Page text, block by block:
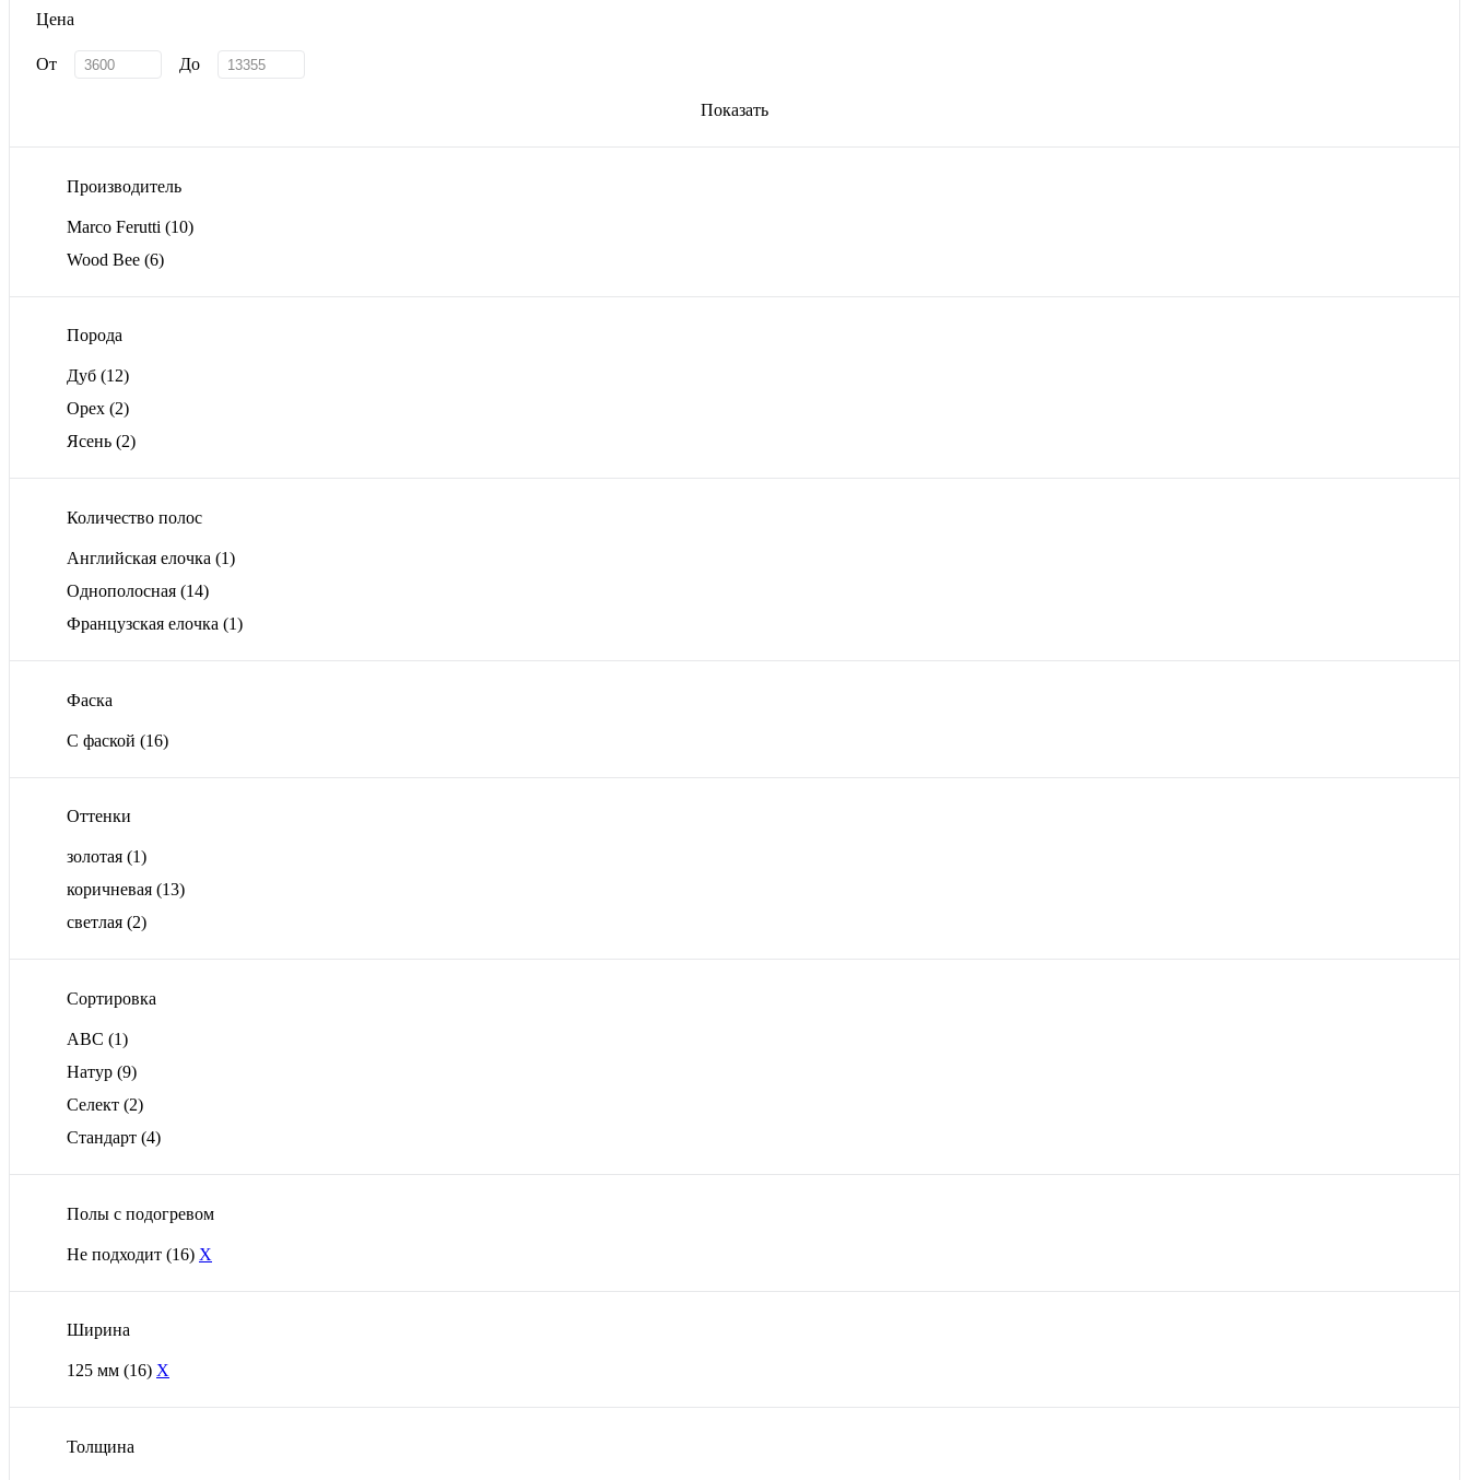
Цена
От До
Показать
Производитель
Marco Ferutti (10)
Wood Bee (6)
Порода
Дуб (12)
Орех (2)
Ясень (2)
Количество полос
Английская елочка (1)
Однополосная (14)
Французская елочка (1)
Фаска
С фаской (16)
Оттенки
золотая (1)
коричневая (13)
светлая (2)
Сортировка
ABС (1)
Натур (9)
Селект (2)
Стандарт (4)
Полы с подогревом
Не подходит (16) X
Ширина
125 мм (16) X
Толщина